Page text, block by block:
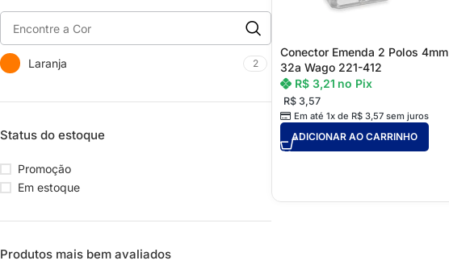
DRYWALL
Acessórios para Drywall
Mantas Termoacústicas
Acessórios para Forro
Laranja 2
Status do estoque
Promoção
Em estoque
Produtos mais bem avaliados
Conector Emenda 2 Polos 4mm
32a Wago 221-412
R$ 3,57
Em até 1x de R$3,57sem juros
R$3,21 no Pix
ADICIONAR AO CARRINHO